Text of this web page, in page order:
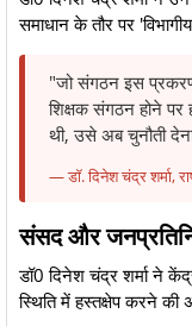
समाधान के तौर पर
​"​​​​​​जो संगठन इस प्रकरण
शिक्षक संगठन होने पर
थी, उसे अब चुनौती
— डॉ. दिनेश चंद्र शर्मा,
संसद और
​डॉ0 दिनेश चंद्र शर्मा ने
स्थिति में हस्तक्षेप करने